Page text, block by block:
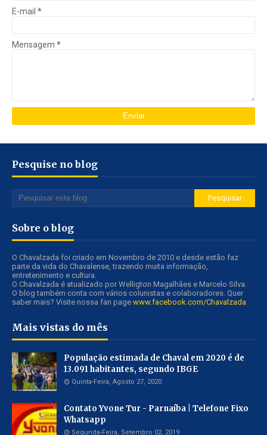
E-mail *
Mensagem *
Pesquise no blog
Sobre o blog
O Chavalzada foi criado em Novembro de 2010 e desde estão faz
parte da vida do Chavalense, trazendo muita informação,
entretenimento e cultura.
O Chavalzada é atualizado por Welligton Magalhães e Marcelo Silva.
O blog também conta com vários colunistas e colaboradores. Quer
saber mais? Visite nossa fan page www.facebook.com/Chavalzada
Mais vistas do mês
População estimada de Chaval em 2020 é de
13.091 habitantes, segundo IBGE
Quinta-Feira, Agosto 27, 2020
Contato Yvone Tur - Parnaíba | Telefone Fixo
Whatsapp
Segunda-Feira, Setembro 02, 2019